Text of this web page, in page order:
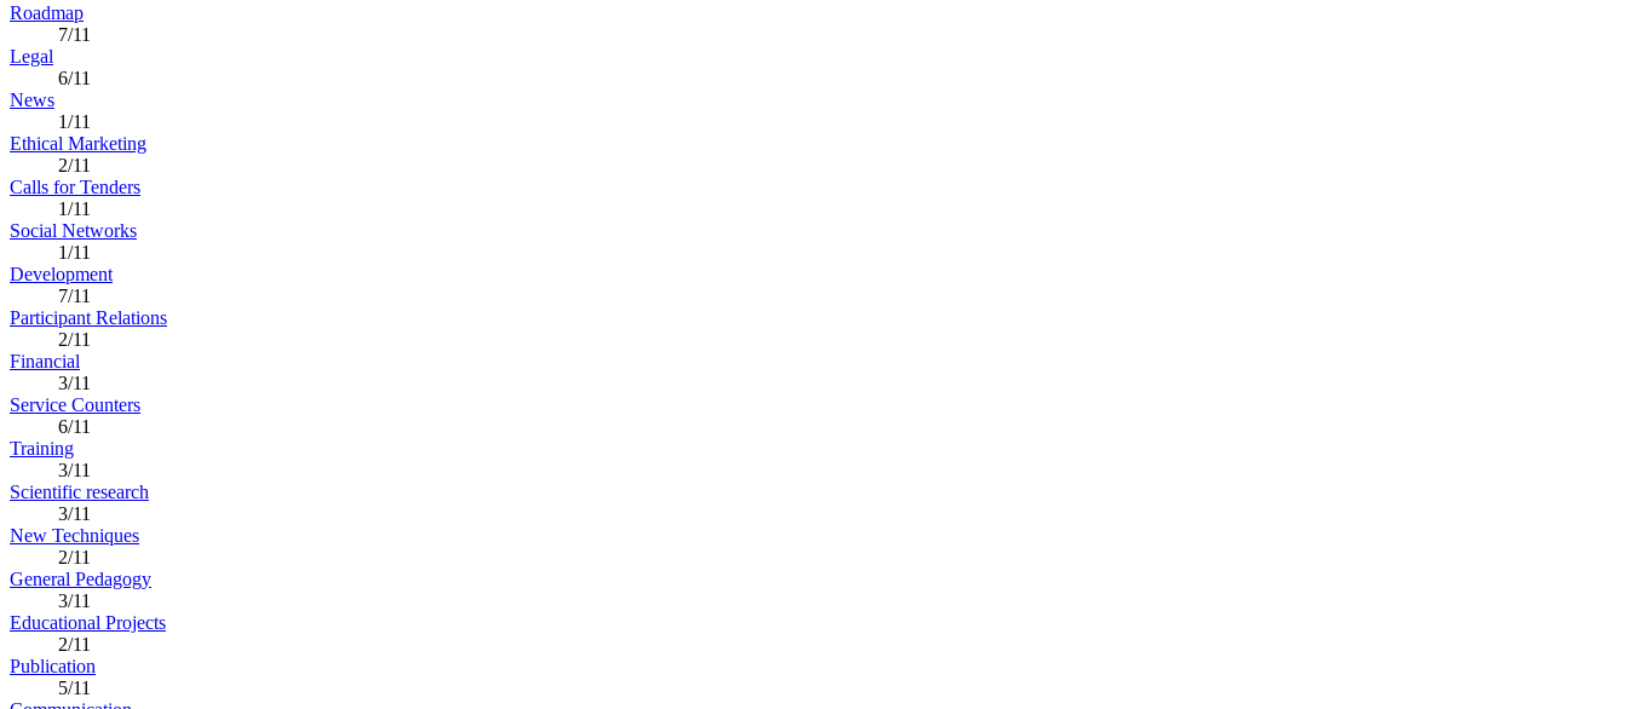
Roadmap
7/11
Legal
6/11
News
1/11
Ethical Marketing
2/11
Calls for Tenders
1/11
Social Networks
1/11
Development
7/11
Participant Relations
2/11
Financial
3/11
Service Counters
6/11
Training
3/11
Scientific research
3/11
New Techniques
2/11
General Pedagogy
3/11
Educational Projects
2/11
Publication
5/11